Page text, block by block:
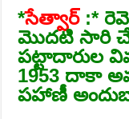
*సేత్వార్ :*
మొదటి సారి
పట్టాదారుల
1953 దాకా
పహాణీ